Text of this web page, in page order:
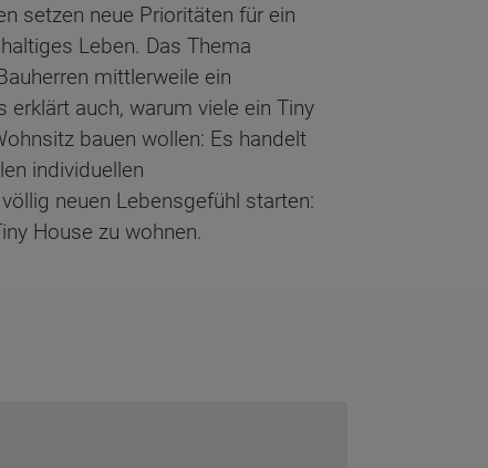
setzen neue Prioritäten für ein
Leben. Das Thema
mittlerweile ein
erklärt auch, warum viele ein Tiny
bauen wollen: Es handelt
individuellen
neuen Lebensgefühl starten:
House zu wohnen.